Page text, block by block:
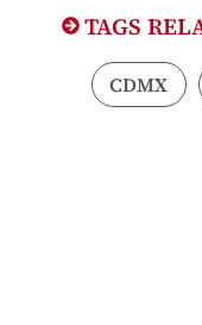
TAGS
CDMX